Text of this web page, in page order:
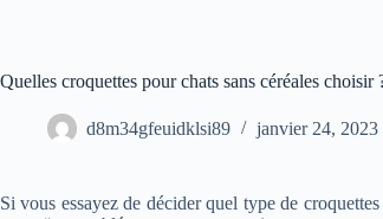
Quelles croquettes pour chats sans céréales choisir
d8m34gfeuidklsi89 janvier 24, 2023
Si vous essayez de décider quel type de